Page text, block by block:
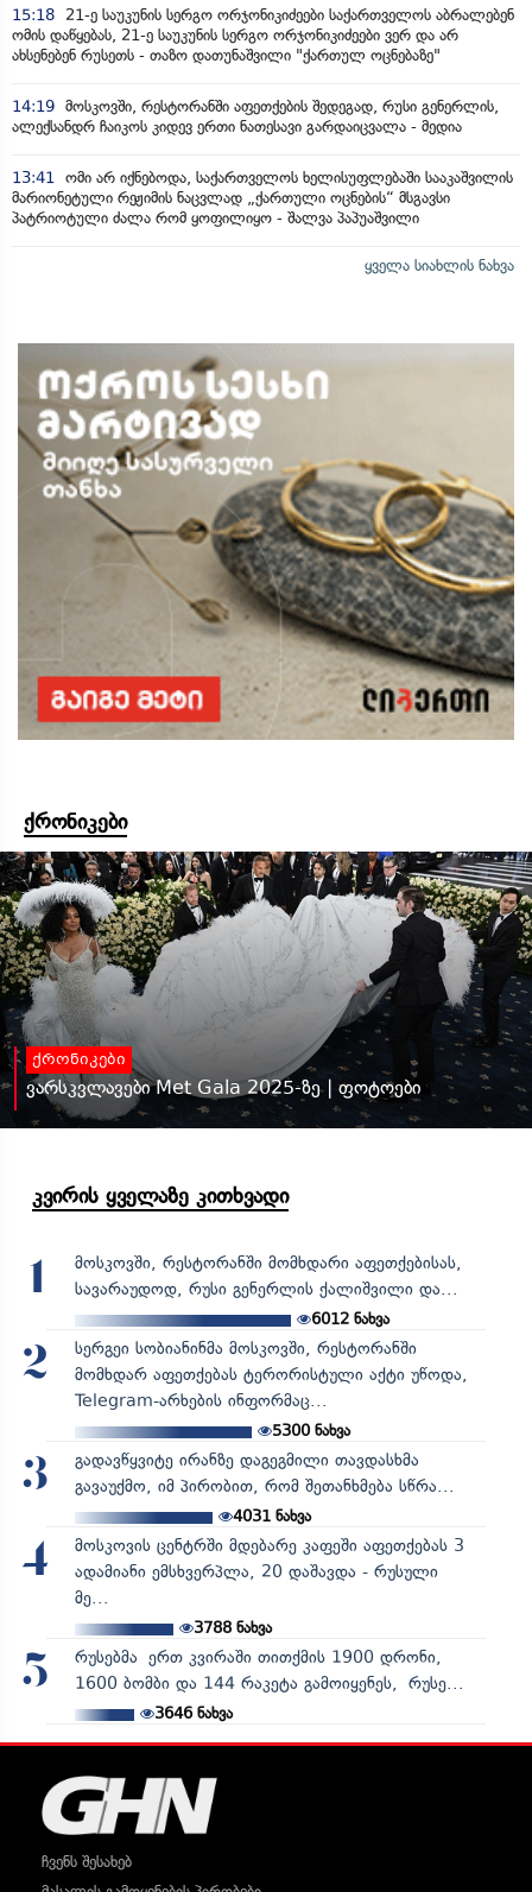
15:18
21-ე საუკუნის სერგო ორჯონიკიძეები საქართველოს აბრალებენ
ომის დაწყებას, 21-ე საუკუნის სერგო ორჯონიკიძეები ვერ და არ
ახსენებენ რუსეთს - თაზო დათუნაშვილი "ქართულ ოცნებაზე"
14:19 მოსკოვში, რესტორანში აფეთქების შედეგად, რუსი გენერლის,
ალექსანდრ ჩაიკოს კიდევ ერთი ნათესავი გარდაიცვალა - მედია
13:41
ომი არ იქნებოდა, საქართველოს ხელისუფლებაში სააკაშვილის
მარიონეტული რეჟიმის ნაცვლად „ქართული ოცნების“ მსგავსი
პატრიოტული ძალა რომ ყოფილიყო - შალვა პაპუაშვილი
ყველა სიახლის ნახვა
ქრონიკები
ქრონიკები
ვარსკვლავები Met Gala 2025-ზე | ფოტოები
კვირის ყველაზე კითხვადი
1
მოსკოვში, რესტორანში მომხდარი აფეთქებისას,
სავარაუდოდ, რუსი გენერლის ქალიშვილი და...
6012 ნახვა
2
სერგეი სობიანინმა მოსკოვში, რესტორანში
მომხდარ აფეთქებას ტერორისტული აქტი უწოდა,
Telegram-არხების ინფორმაც...
5300ნახვა
3
გადავწყვიტე ირანზე დაგეგმილი თავდასხმა
გავაუქმო, იმ პირობით, რომ შეთანხმება სწრა...
4031ნახვა
4
მოსკოვის ცენტრში მდებარე კაფეში აფეთქებას 3
ადამიანი ემსხვერპლა, 20 დაშავდა - რუსული
მე...
3788ნახვა
5
რუსებმა ერთ კვირაში თითქმის 1900 დრონი,
1600 ბომბი და 144 რაკეტა გამოიყენეს, რუსე...
3646ნახვა
ჩვენს შესახებ